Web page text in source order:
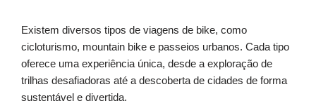
Existem diversos tipos de viagens de bike, como
cicloturismo, mountain bike e passeios urbanos. Cada tipo
oferece uma experiência única, desde a exploração de
trilhas desafiadoras até a descoberta de cidades de forma
sustentável e divertida.